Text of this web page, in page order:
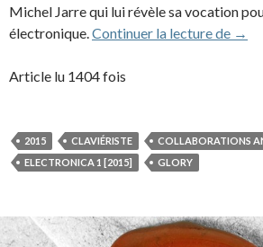
Michel Jarre qui lui révèle sa vocation
électronique.Continuer la lecture de →
Article lu 1404 fois
2015 CLAVIÉRISTE
COLLABORATIONS
ELECTRONICA 1 [2015]
GLORY